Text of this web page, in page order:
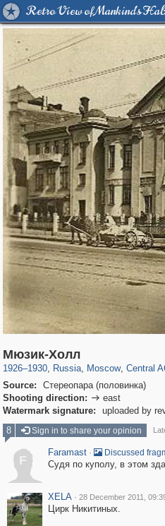
Retro View of Mankind's
Мюзик-Холл
1926–1930, Russia
1,406,257
, Moscow
319,779
, Central
Source:
Стереопара (половинка)
Shooting direction:  east
Watermark signature:
uploaded by
8
Sign in to share your opinion
F
Faramast · Discussed
Судя по куполу, в этом
XELA · 28 December 2011,
Цирк Никитиных.